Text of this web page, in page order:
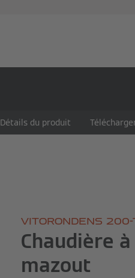
Détails du produit
VITORONDENS 200-
Chaudière
mazout